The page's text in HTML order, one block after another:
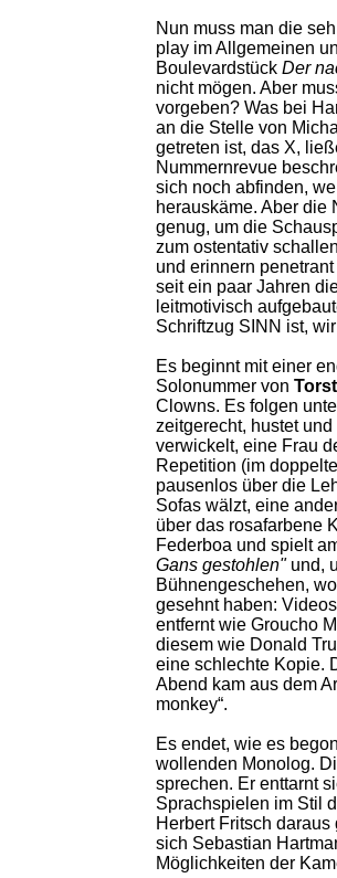
Nun muss man die
play im Allgemeinen
Boulevardstück Der
nicht mögen. Aber
vorgeben? Was bei
an die Stelle von
getreten ist, das X,
Nummernrevue
sich noch abfinden,
herauskäme. Aber die
genug, um die
zum ostentativ
und erinnern
seit ein paar Jahren
leitmotivisch
Schriftzug SINN ist,
Es beginnt mit einer
Solonummer von
Clowns. Es folgen
zeitgerecht, hustet
verwickelt, eine Frau
Repetition (im
pausenlos über die
Sofas wälzt, eine
über das rosafarbene
Federboa und spielt
Gans gestohlen"und,
Bühnengeschehen,
gesehnt haben:
entfernt wie Groucho
diesem wie Donald
eine schlechte Kopie.
Abend kam aus dem
monkey“.
Es endet, wie es
wollenden Monolog.
sprechen. Er enttarnt
Sprachspielen im Stil
Herbert Fritsch
sich Sebastian
Möglichkeiten der